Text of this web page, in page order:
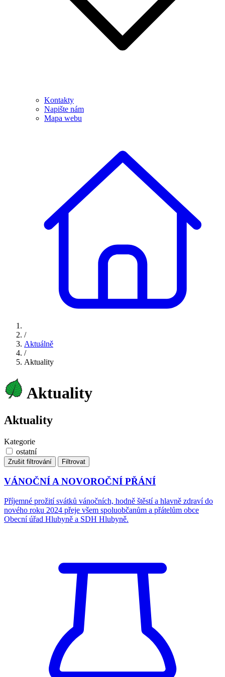
Kontakty
Napište nám
Mapa webu
/
Aktuálně
/
Aktuality
Aktuality
Aktuality
Kategorie
ostatní
Zrušit filtrování Filtrovat
VÁNOČNÍ A NOVOROČNÍ PŘÁNÍ
Příjemné prožití svátků vánočních, hodně štěstí a hlavně zdraví do
nového roku 2024 přeje všem spoluobčanům a přátelům obce
Obecní úřad Hlubyně a SDH Hlubyně.